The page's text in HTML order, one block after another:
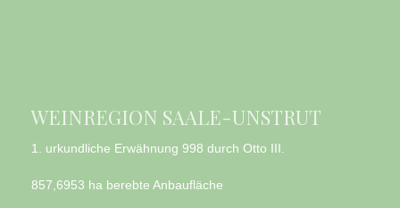
WEINREGION SAALE-UNSTRUT
1. urkundliche Erwähnung 998 durch Otto III.
857,6953 ha berebte Anbaufläche